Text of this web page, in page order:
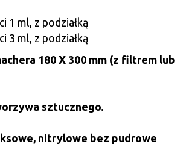
1 ml, z podziałką
3 ml, z podziałką
180 X 300 mm (z filtrem lub
sztucznego.
nitrylowe bez pudrowe